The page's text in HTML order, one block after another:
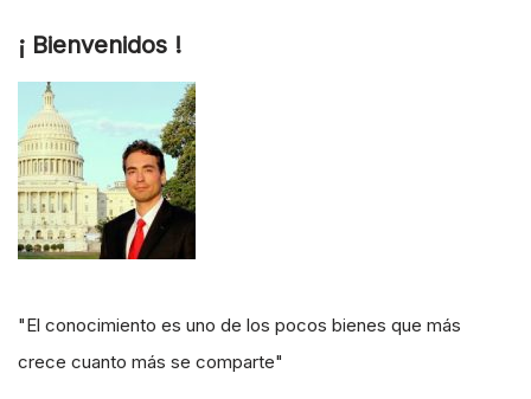
¡ Bienvenidos !
"El conocimiento es uno de los pocos bienes que más
crece cuanto más se comparte"